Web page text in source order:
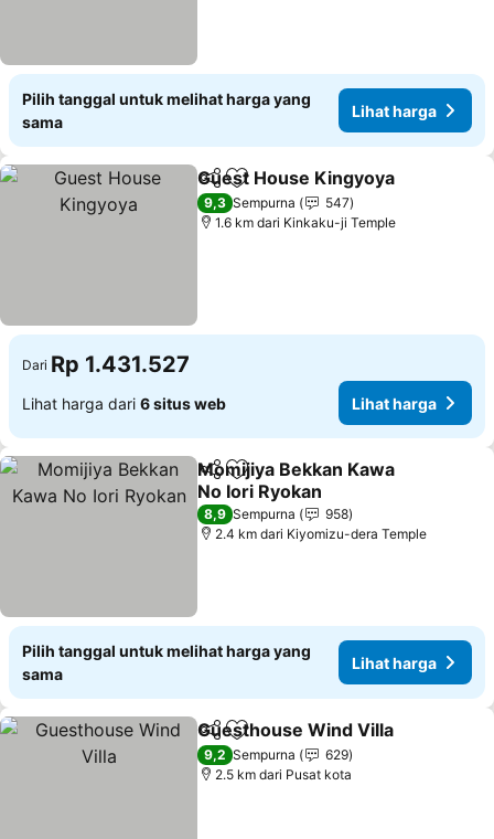
Pilih tanggal untuk melihat harga yang
sama
Lihat harga
BagikanTambahkan ke favorit
Guest House Kingyoya
9,3 Sempurna
547
1.6 km dari Kinkaku-ji Temple
Dari Rp 1.431.527
Lihat harga dari 6 situs web Lihat harga
BagikanTambahkan ke favorit
Momijiya Bekkan Kawa
No Iori Ryokan
Lihat harga
8,9 Sempurna
958
2.4 km dari Kiyomizu-dera Temple
Pilih tanggal untuk melihat harga yang
sama
Lihat harga
BagikanTambahkan ke favorit
Guesthouse Wind Villa
9,2 Sempurna
629
2.5 km dari Pusat kota